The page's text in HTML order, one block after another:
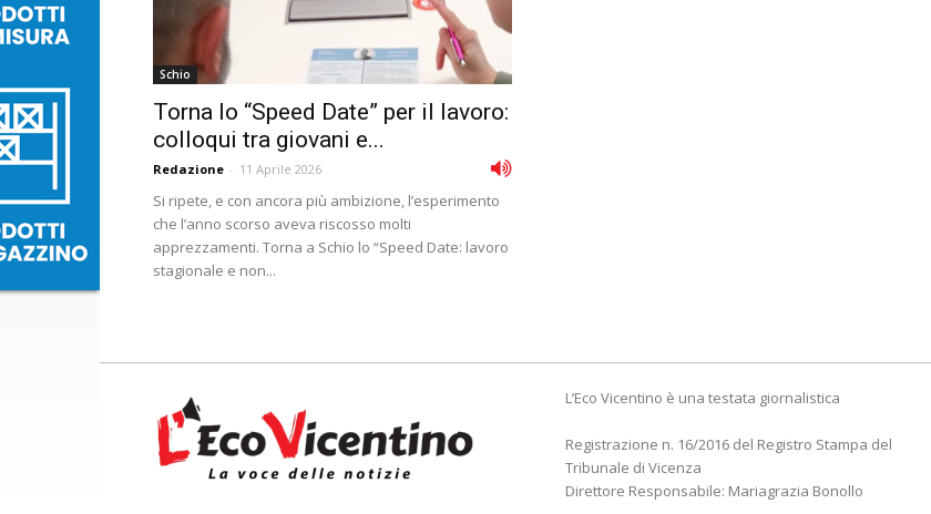
Schio
Torna lo “Speed Date” per il lavoro:
colloqui tra giovani e...
Redazione - 11 Aprile 2026
Si ripete, e con ancora più ambizione, l’esperimento
che l’anno scorso aveva riscosso molti
apprezzamenti. Torna a Schio lo “Speed Date: lavoro
stagionale e non...
L’Eco Vicentino è una testata giornalistica
Registrazione n. 16/2016 del Registro Stampa del
Tribunale di Vicenza
Direttore Responsabile: Mariagrazia Bonollo